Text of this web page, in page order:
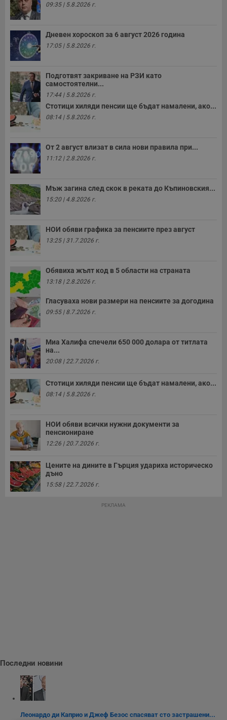
09:35 | 5.8.2026 г.
Дневен хороскоп за 6 август 2026 година
17:05 | 5.8.2026 г.
Подготвят закриване на РЗИ като
самостоятелни...
17:44 | 5.8.2026 г.
Стотици хиляди пенсии ще бъдат намалени, ако...
08:14 | 5.8.2026 г.
От 2 август влизат в сила нови правила при...
11:12 | 2.8.2026 г.
Мъж загина след скок в реката до Къпиновския...
15:20 | 4.8.2026 г.
НОИ обяви графика за пенсиите през август
13:25 | 31.7.2026 г.
Обявиха жълт код в 5 области на страната
13:18 | 2.8.2026 г.
Гласуваха нови размери на пенсиите за догодина
09:55 | 8.7.2026 г.
Миа Халифа спечели 650 000 долара от титлата
на...
20:08 | 22.7.2026 г.
Стотици хиляди пенсии ще бъдат намалени, ако...
08:14 | 5.8.2026 г.
НОИ обяви всички нужни документи за
пенсиониране
12:26 | 20.7.2026 г.
Цените на дините в Гърция удариха историческо
дъно
15:58 | 22.7.2026 г.
РЕКЛАМА
Последни новини
Леонардо ди Каприо и Джеф Безос спасяват сто застрашени...